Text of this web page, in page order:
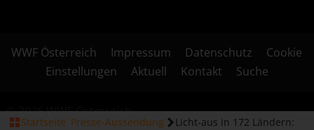
WWF Österreich Impressum Datenschutz
Cookie
Einstellungen
Aktuell Kontakt Suche
© 2026 WWF Österreich
Startseite Presse-Aussendung Licht-aus in 172 Ländern: